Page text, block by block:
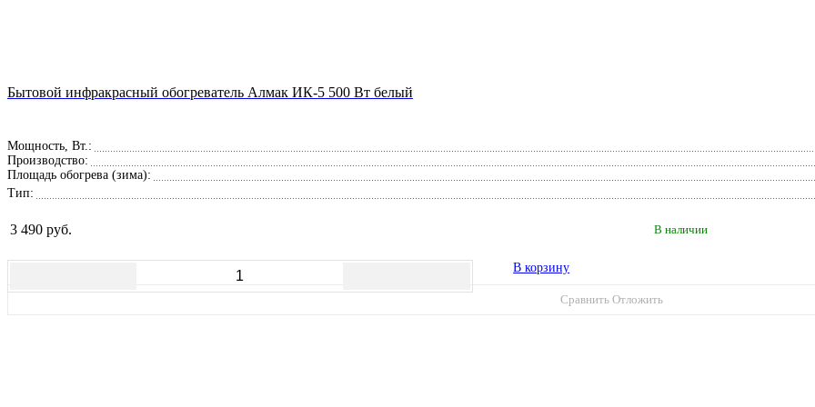
Бытовой инфракрасный обогреватель Алмак ИК-5 500 Вт белый
Мощность, Вт.:
Производство:
Площадь обогрева (зима):
Тип:
3 490 руб. В наличии
В корзину
Сравнить Отложить